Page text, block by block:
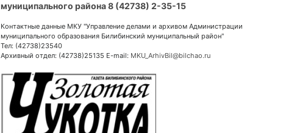
муниципального района 8 (42738) 2-35-15
Контактные данные МКУ "Управление делами и архивом Администрации
муниципального образования Билибинский муниципальный район"
Тел: (42738)23540
Архивный отдел: (42738)25135 E-mail: MKU_ArhivBil@bilchao.ru